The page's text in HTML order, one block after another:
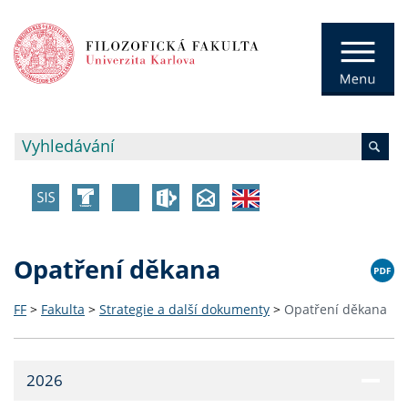
Opatření děkana
FF > Fakulta > Strategie a další dokumenty > Opatření děkana
2026